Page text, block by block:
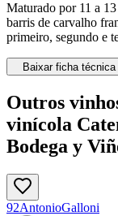
Maturado por 11 a 13
barris de carvalho
primeiro, segundo e
Baixar ficha técnica
Outros
vinícola
Bodega y
92AntonioGalloni